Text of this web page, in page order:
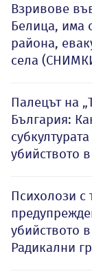
Взривове
Белица, има
района,
села
Палецът на
България:
убийството
Психолози с
убийството
Радикални